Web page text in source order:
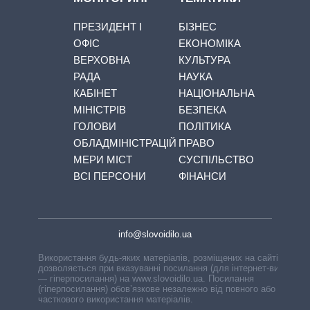
ПРЕЗИДЕНТ І
ОФІС
ВЕРХОВНА
РАДА
КАБІНЕТ
МІНІСТРІВ
ГОЛОВИ
ОБЛАДМІНІСТРАЦІЙ
МЕРИ МІСТ
ВСІ ПЕРСОНИ
БІЗНЕС
ЕКОНОМІКА
КУЛЬТУРА
НАУКА
НАЦІОНАЛЬНА
БЕЗПЕКА
ПОЛІТИКА
ПРАВО
СУСПІЛЬСТВО
ФІНАНСИ
info@slovoidilo.ua
Використання будь-яких матеріалів, розміщених на сайті,
дозволяється при вказуванні посилання (для інтернет-видань
— гіперпосилання) на www.slovoidilo.ua. Посилання
(гіперпосилання) обов’язкове незалежно від повного або
часткового використання матеріалів.